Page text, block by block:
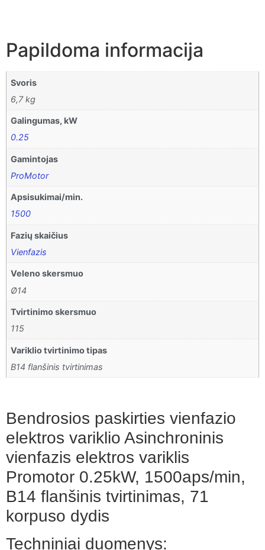
Papildoma informacija
Svoris
6,7 kg
Galingumas, kW
0.25
Gamintojas
ProMotor
Apsisukimai/min.
1500
Fazių skaičius
Vienfazis
Veleno skersmuo
Ø14
Tvirtinimo skersmuo
115
Variklio tvirtinimo tipas
B14 flanšinis tvirtinimas
Bendrosios paskirties vienfazio
elektros variklio Asinchroninis
vienfazis elektros variklis
Promotor 0.25kW, 1500aps/min,
B14 flanšinis tvirtinimas, 71
korpuso dydis
Techniniai duomenys: